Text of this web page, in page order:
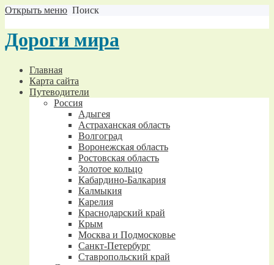
Открыть меню Поиск
Дороги мира
Главная
Карта сайта
Путеводители
Россия
Адыгея
Астраханская область
Волгоград
Воронежская область
Ростовская область
Золотое кольцо
Кабардино-Балкария
Калмыкия
Карелия
Краснодарский край
Крым
Москва и Подмосковье
Санкт-Петербург
Ставропольский край